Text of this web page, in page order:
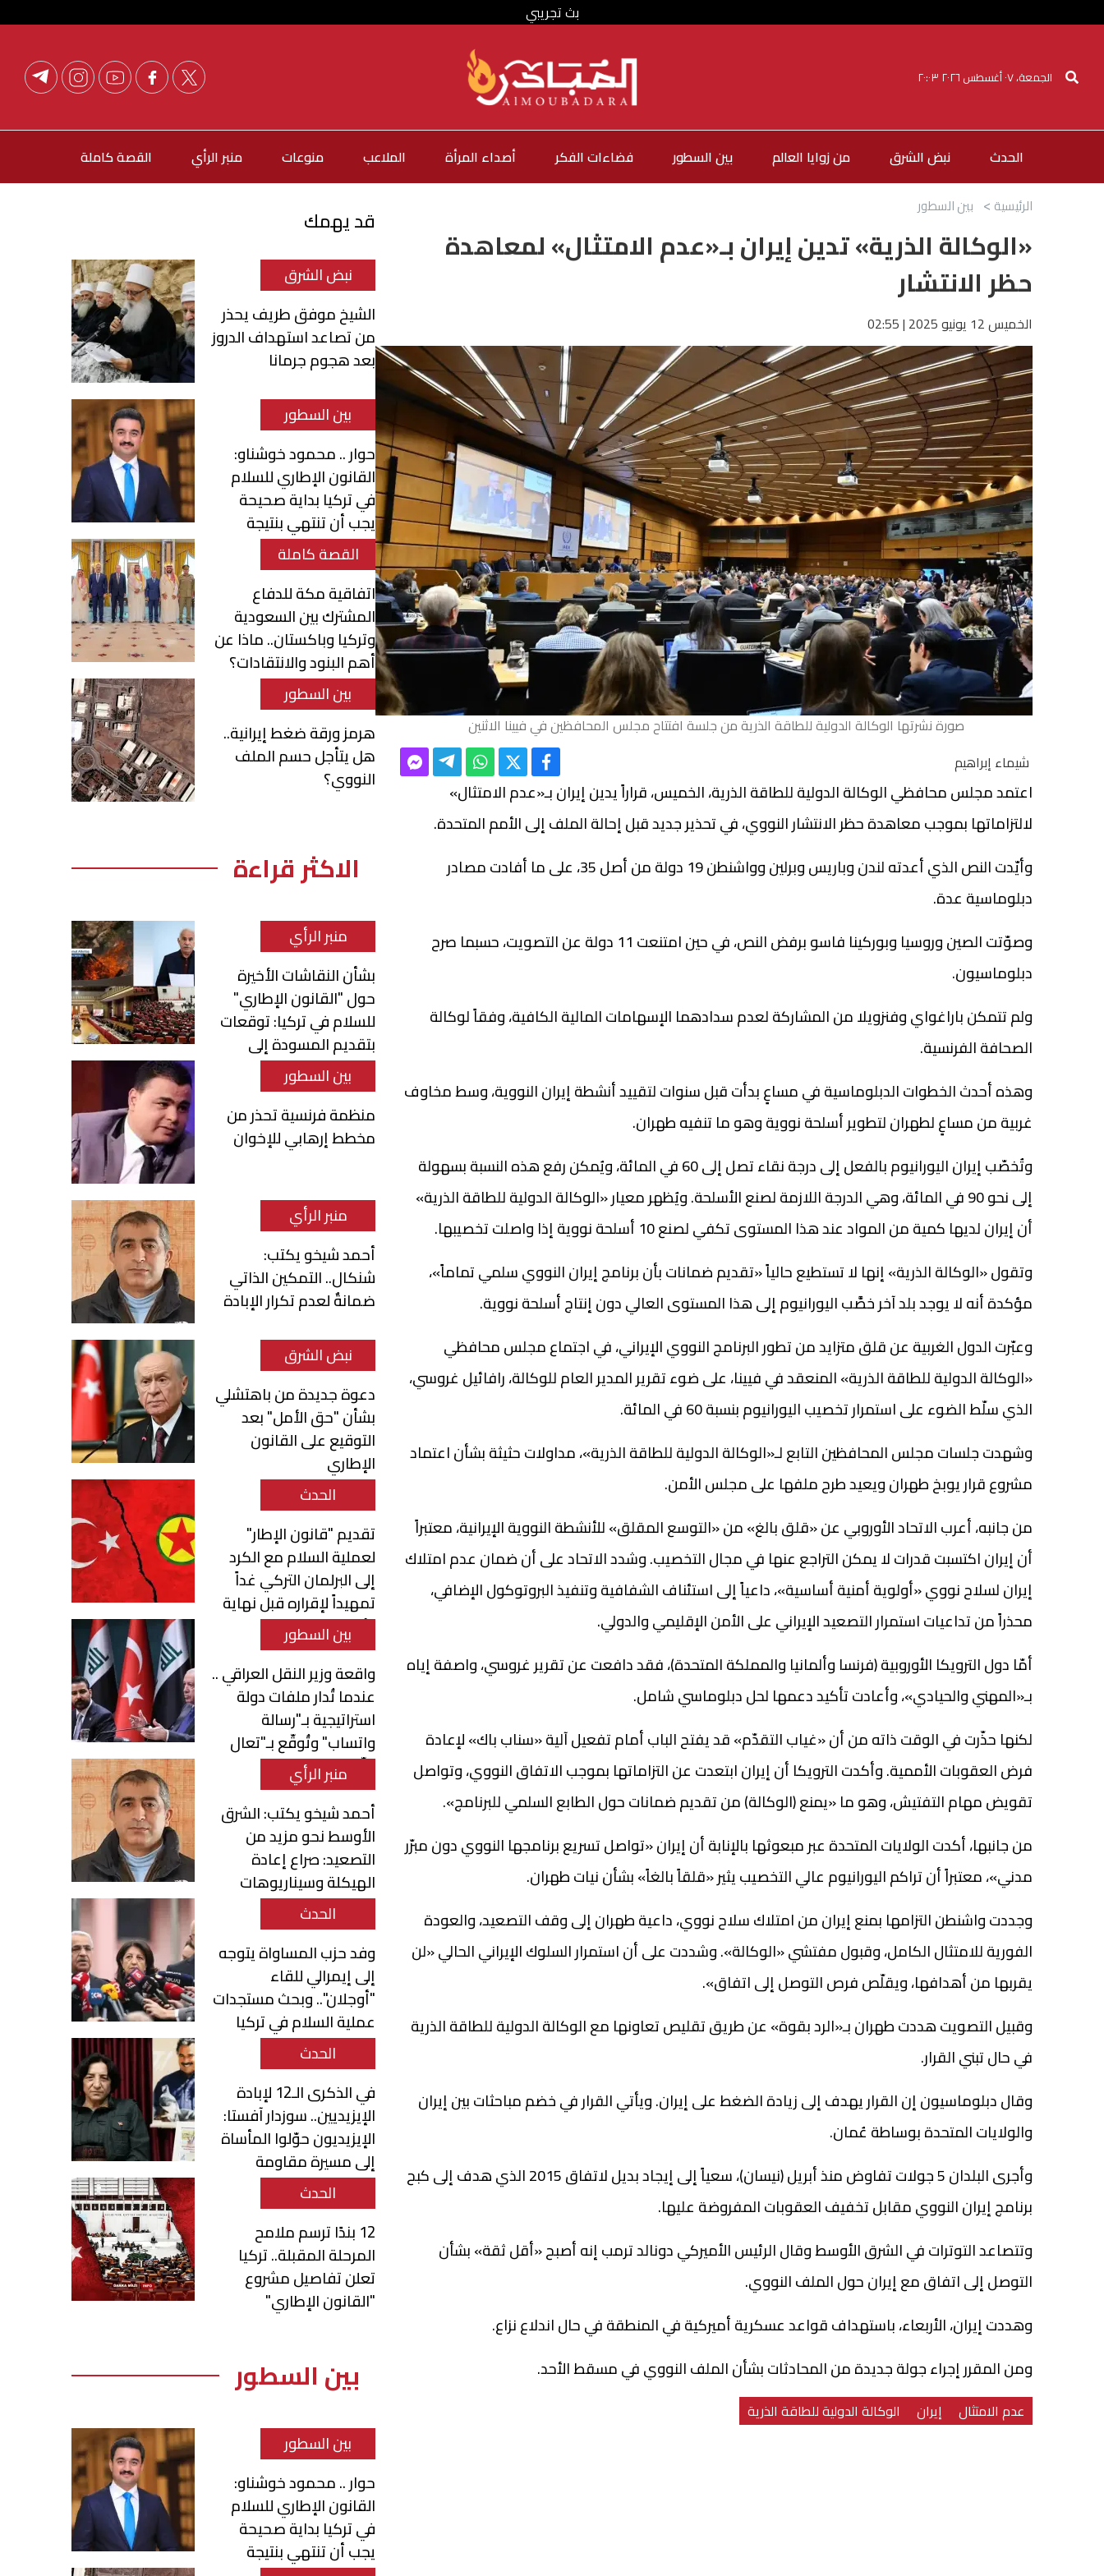
بث تجريبي
الجمعة، ٠٧ أغسطس ٢٠٢٦ ٢٠:٠٣
الحدث نبض الشرق من زوايا العالم بين السطور فضاءات الفكر أصداء المرأة الملاعب منوعات منبر الرأي القصة كاملة
الرئيسية بين السطور
«الوكالة الذرية» تدين إيران بـ«عدم الامتثال» لمعاهدة
حظر الانتشار
الخميس 12 يونيو 2025 | 02:55
صورة نشرتها الوكالة الدولية للطاقة الذرية من جلسة افتتاح مجلس المحافظين في فيينا الاثنين
شيماء إبراهيم
اعتمد مجلس محافظي الوكالة الدولية للطاقة الذرية، الخميس، قراراً يدين إيران بـ«عدم الامتثال»
لالتزاماتها بموجب معاهدة حظر الانتشار النووي، في تحذير جديد قبل إحالة الملف إلى الأمم المتحدة.
وأيّدت النص الذي أعدته لندن وباريس وبرلين وواشنطن 19 دولة من أصل 35، على ما أفادت مصادر
دبلوماسية عدة.
وصوّتت الصين وروسيا وبوركينا فاسو برفض النص، في حين امتنعت 11 دولة عن التصويت، حسبما صرح
دبلوماسيون.
ولم تتمكن باراغواي وفنزويلا من المشاركة لعدم سدادهما الإسهامات المالية الكافية، وفقاً لوكالة
الصحافة الفرنسية.
وهذه أحدث الخطوات الدبلوماسية في مساعٍ بدأت قبل سنوات لتقييد أنشطة إيران النووية، وسط مخاوف
غربية من مساعٍ لطهران لتطوير أسلحة نووية وهو ما تنفيه طهران.
وتُخصّب إيران اليورانيوم بالفعل إلى درجة نقاء تصل إلى 60 في المائة، ويُمكن رفع هذه النسبة بسهولة
إلى نحو 90 في المائة، وهي الدرجة اللازمة لصنع الأسلحة. ويُظهر معيار «الوكالة الدولية للطاقة الذرية»
أن إيران لديها كمية من المواد عند هذا المستوى تكفي لصنع 10 أسلحة نووية إذا واصلت تخصيبها.
وتقول «الوكالة الذرية» إنها لا تستطيع حالياً «تقديم ضمانات بأن برنامج إيران النووي سلمي تماماً»،
مؤكدة أنه لا يوجد بلد آخر خصَّب اليورانيوم إلى هذا المستوى العالي دون إنتاج أسلحة نووية.
وعبّرت الدول الغربية عن قلق متزايد من تطور البرنامج النووي الإيراني، في اجتماع مجلس محافظي
«الوكالة الدولية للطاقة الذرية» المنعقد في فيينا، على ضوء تقرير المدير العام للوكالة، رافائيل غروسي،
الذي سلّط الضوء على استمرار تخصيب اليورانيوم بنسبة 60 في المائة.
وشهدت جلسات مجلس المحافظين التابع لـ«الوكالة الدولية للطاقة الذرية»، مداولات حثيثة بشأن اعتماد
مشروع قرار يوبخ طهران ويعيد طرح ملفها على مجلس الأمن.
من جانبه، أعرب الاتحاد الأوروبي عن «قلق بالغ» من «التوسع المقلق» للأنشطة النووية الإيرانية، معتبراً
أن إيران اكتسبت قدرات لا يمكن التراجع عنها في مجال التخصيب. وشدد الاتحاد على أن ضمان عدم امتلاك
إيران لسلاح نووي «أولوية أمنية أساسية»، داعياً إلى استئناف الشفافية وتنفيذ البروتوكول الإضافي،
محذراً من تداعيات استمرار التصعيد الإيراني على الأمن الإقليمي والدولي.
أمّا دول الترويكا الأوروبية (فرنسا وألمانيا والمملكة المتحدة)، فقد دافعت عن تقرير غروسي، واصفة إياه
بـ«المهني والحيادي»، وأعادت تأكيد دعمها لحل دبلوماسي شامل.
لكنها حذّرت في الوقت ذاته من أن «غياب التقدّم» قد يفتح الباب أمام تفعيل آلية «سناب باك» لإعادة
فرض العقوبات الأممية. وأكدت الترويكا أن إيران ابتعدت عن التزاماتها بموجب الاتفاق النووي، وتواصل
تقويض مهام التفتيش، وهو ما «يمنع (الوكالة) من تقديم ضمانات حول الطابع السلمي للبرنامج».
من جانبها، أكدت الولايات المتحدة عبر مبعوثها بالإنابة أن إيران «تواصل تسريع برنامجها النووي دون مبرّر
مدني»، معتبراً أن تراكم اليورانيوم عالي التخصيب يثير «قلقاً بالغاً» بشأن نيات طهران.
وجددت واشنطن التزامها بمنع إيران من امتلاك سلاح نووي، داعية طهران إلى وقف التصعيد، والعودة
الفورية للامتثال الكامل، وقبول مفتشي «الوكالة». وشددت على أن استمرار السلوك الإيراني الحالي «لن
يقربها من أهدافها، ويقلّص فرص التوصل إلى اتفاق».
وقبيل التصويت هددت طهران بـ«الرد بقوة» عن طريق تقليص تعاونها مع الوكالة الدولية للطاقة الذرية
في حال تبني القرار.
وقال دبلوماسيون إن القرار يهدف إلى زيادة الضغط على إيران. ويأتي القرار في خضم مباحثات بين إيران
والولايات المتحدة بوساطة عُمان.
وأجرى البلدان 5 جولات تفاوض منذ أبريل (نيسان)، سعياً إلى إيجاد بديل لاتفاق 2015 الذي هدف إلى كبح
برنامج إيران النووي مقابل تخفيف العقوبات المفروضة عليها.
وتتصاعد التوترات في الشرق الأوسط وقال الرئيس الأميركي دونالد ترمب إنه أصبح «أقل ثقة» بشأن
التوصل إلى اتفاق مع إيران حول الملف النووي.
وهددت إيران، الأربعاء، باستهداف قواعد عسكرية أميركية في المنطقة في حال اندلاع نزاع.
ومن المقرر إجراء جولة جديدة من المحادثات بشأن الملف النووي في مسقط الأحد.
عدم الامتثال إيران الوكالة الدولية للطاقة الذرية
قد يهمك
نبض الشرق
الشيخ موفق طريف يحذر
من تصاعد استهداف الدروز
بعد هجوم جرمانا
بين السطور
حوار .. محمود خوشناو:
القانون الإطاري للسلام
في تركيا بداية صحيحة
يجب أن تنتهي بنتيجة
منصفة للكرد
القصة كاملة
اتفاقية مكة للدفاع
المشترك بين السعودية
وتركيا وباكستان.. ماذا عن
أهم البنود والانتقادات؟
بين السطور
هرمز ورقة ضغط إيرانية..
هل يتأجل حسم الملف
النووي؟
الاكثر قراءة
منبر الرأي
بشأن النقاشات الأخيرة
حول "القانون الإطاري"
للسلام في تركيا: توقعات
بتقديم المسودة إلى
البرلمانبين السطور
منظمة فرنسية تحذر من
مخطط إرهابي للإخوان
منبر الرأي
أحمد شيخو يكتب:
شنكال.. التمكين الذاتي
ضمانةٌ لعدم تكرار الإبادة
نبض الشرق
دعوة جديدة من باهتشلي
بشأن "حق الأمل" بعد
التوقيع على القانون
الإطاري
الحدث
تقديم "قانون الإطار"
لعملية السلام مع الكرد
إلى البرلمان التركي غداً
تمهيداً لإقراره قبل نهاية
الأسبوعبين السطور
واقعة وزير النقل العراقي ..
عندما تُدار ملفات دولة
استراتيجية بـ"رسالة
واتساب" وتُوقّع بـ"تعال
وقّع"منبر الرأي
أحمد شيخو يكتب: الشرق
الأوسط نحو مزيد من
التصعيد: صراع إعادة
الهيكلة وسيناريوهات
التحول الإقليمي
الحدث
وفد حزب المساواة يتوجه
إلى إيمرالي للقاء
"أوجلان".. وبحث مستجدات
عملية السلام في تركيا
الحدث
في الذكرى الـ12 لإبادة
الإيزيديين.. سوزدار آفستا:
الإيزيديون حوّلوا المأساة
إلى مسيرة مقاومة
وصمودالحدث
12 بندًا ترسم ملامح
المرحلة المقبلة.. تركيا
تعلن تفاصيل مشروع
"القانون الإطاري"
بين السطور
بين السطور
حوار .. محمود خوشناو:
القانون الإطاري للسلام
في تركيا بداية صحيحة
يجب أن تنتهي بنتيجة